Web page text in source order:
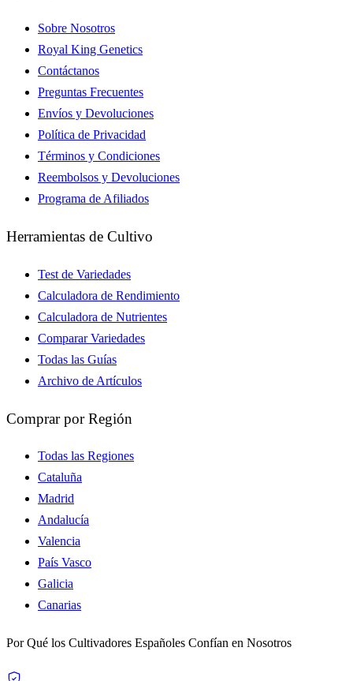
Sobre Nosotros
Royal King Genetics
Contáctanos
Preguntas Frecuentes
Envíos y Devoluciones
Política de Privacidad
Términos y Condiciones
Reembolsos y Devoluciones
Programa de Afiliados
Herramientas de Cultivo
Test de Variedades
Calculadora de Rendimiento
Calculadora de Nutrientes
Comparar Variedades
Todas las Guías
Archivo de Artículos
Comprar por Región
Todas las Regiones
Cataluña
Madrid
Andalucía
Valencia
País Vasco
Galicia
Canarias
Por Qué los Cultivadores Españoles Confían en Nosotros